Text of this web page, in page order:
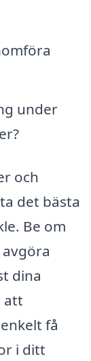
under
och
det bästa
Be om
dina
att
få
i ditt